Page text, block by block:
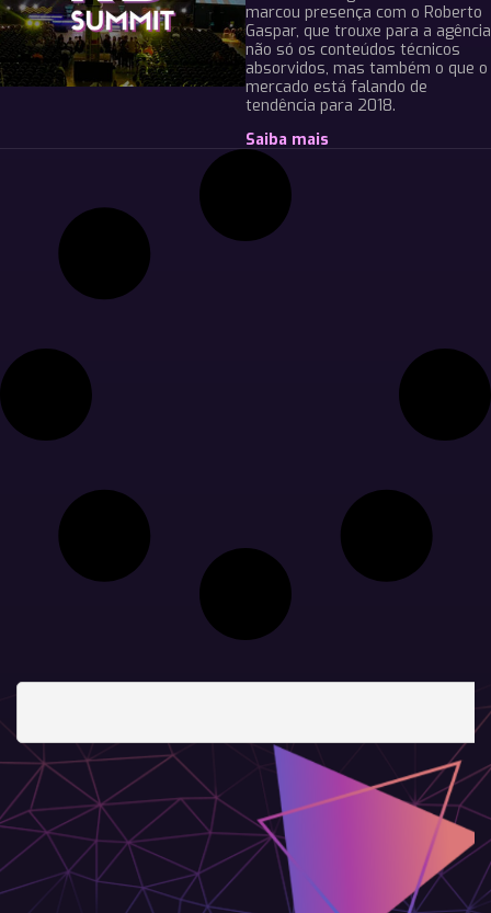
marcou presença com o Roberto
Gaspar, que trouxe para a agência
não só os conteúdos técnicos
absorvidos, mas também o que o
mercado está falando de
tendência para 2018.
Saiba mais